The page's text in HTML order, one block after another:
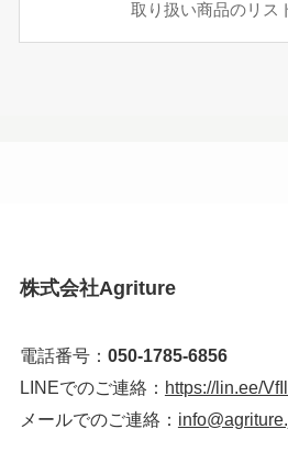
取り扱い商品のリス
株式会社Agriture
電話番号： 050-1785-6856
LINEでのご連絡： https://lin.ee/
メールでのご連絡：